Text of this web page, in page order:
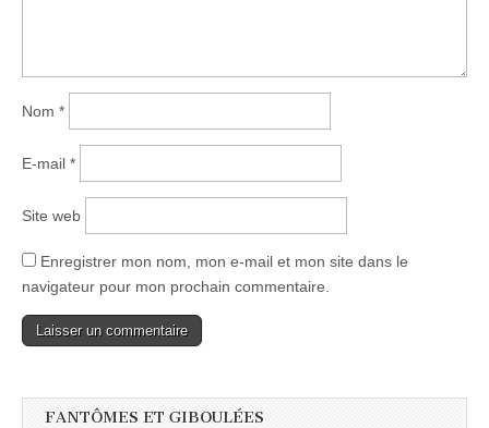
Nom *
E-mail *
Site web
Enregistrer mon nom, mon e-mail et mon site dans le
navigateur pour mon prochain commentaire.
FANTÔMES ET GIBOULÉES